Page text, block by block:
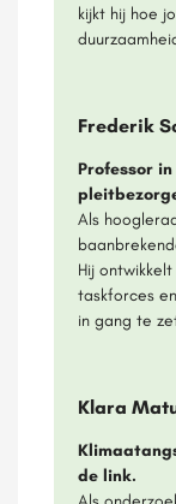
kijkt hij hoe
Frederik
Professor
Als
Hij
taskforces
in gang te
Klara
de link.